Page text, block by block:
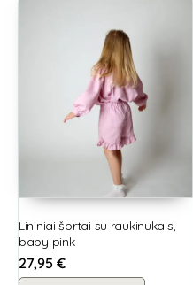
Lininiai šortai su raukinukais,
baby pink
27,95 €